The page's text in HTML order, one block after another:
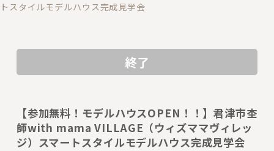
トスタイルモデルハウス完成見学会
終了
【参加無料！モデルハウスOPEN！！】君津市杢
師with mama VILLAGE（ウィズママヴィレッ
ジ）スマートスタイルモデルハウス完成見学会